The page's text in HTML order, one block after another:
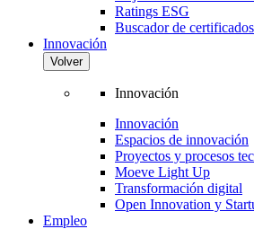
Ratings ESG
Buscador de certificados
Innovación
Volver
Innovación
Innovación
Espacios de innovación
Proyectos y procesos
Moeve Light Up
Transformación digital
Open Innovation y
Empleo